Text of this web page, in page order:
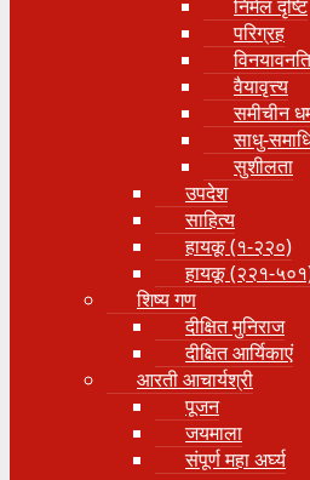
निर्मल दृष्टि
परिग्रह
विनयावनति
वैयावृत्त्य
समीचीन
साधु-
सुशीलता
उपदेश
साहित्य
हायकू (१‍-२२०)
हायकू (२२१-
शिष्य गण
दीक्षित मुनिराज
दीक्षित आर्यिकाएं
आरती आचार्यश्री
पूजन
जयमाला
संपूर्ण महा अर्घ्य